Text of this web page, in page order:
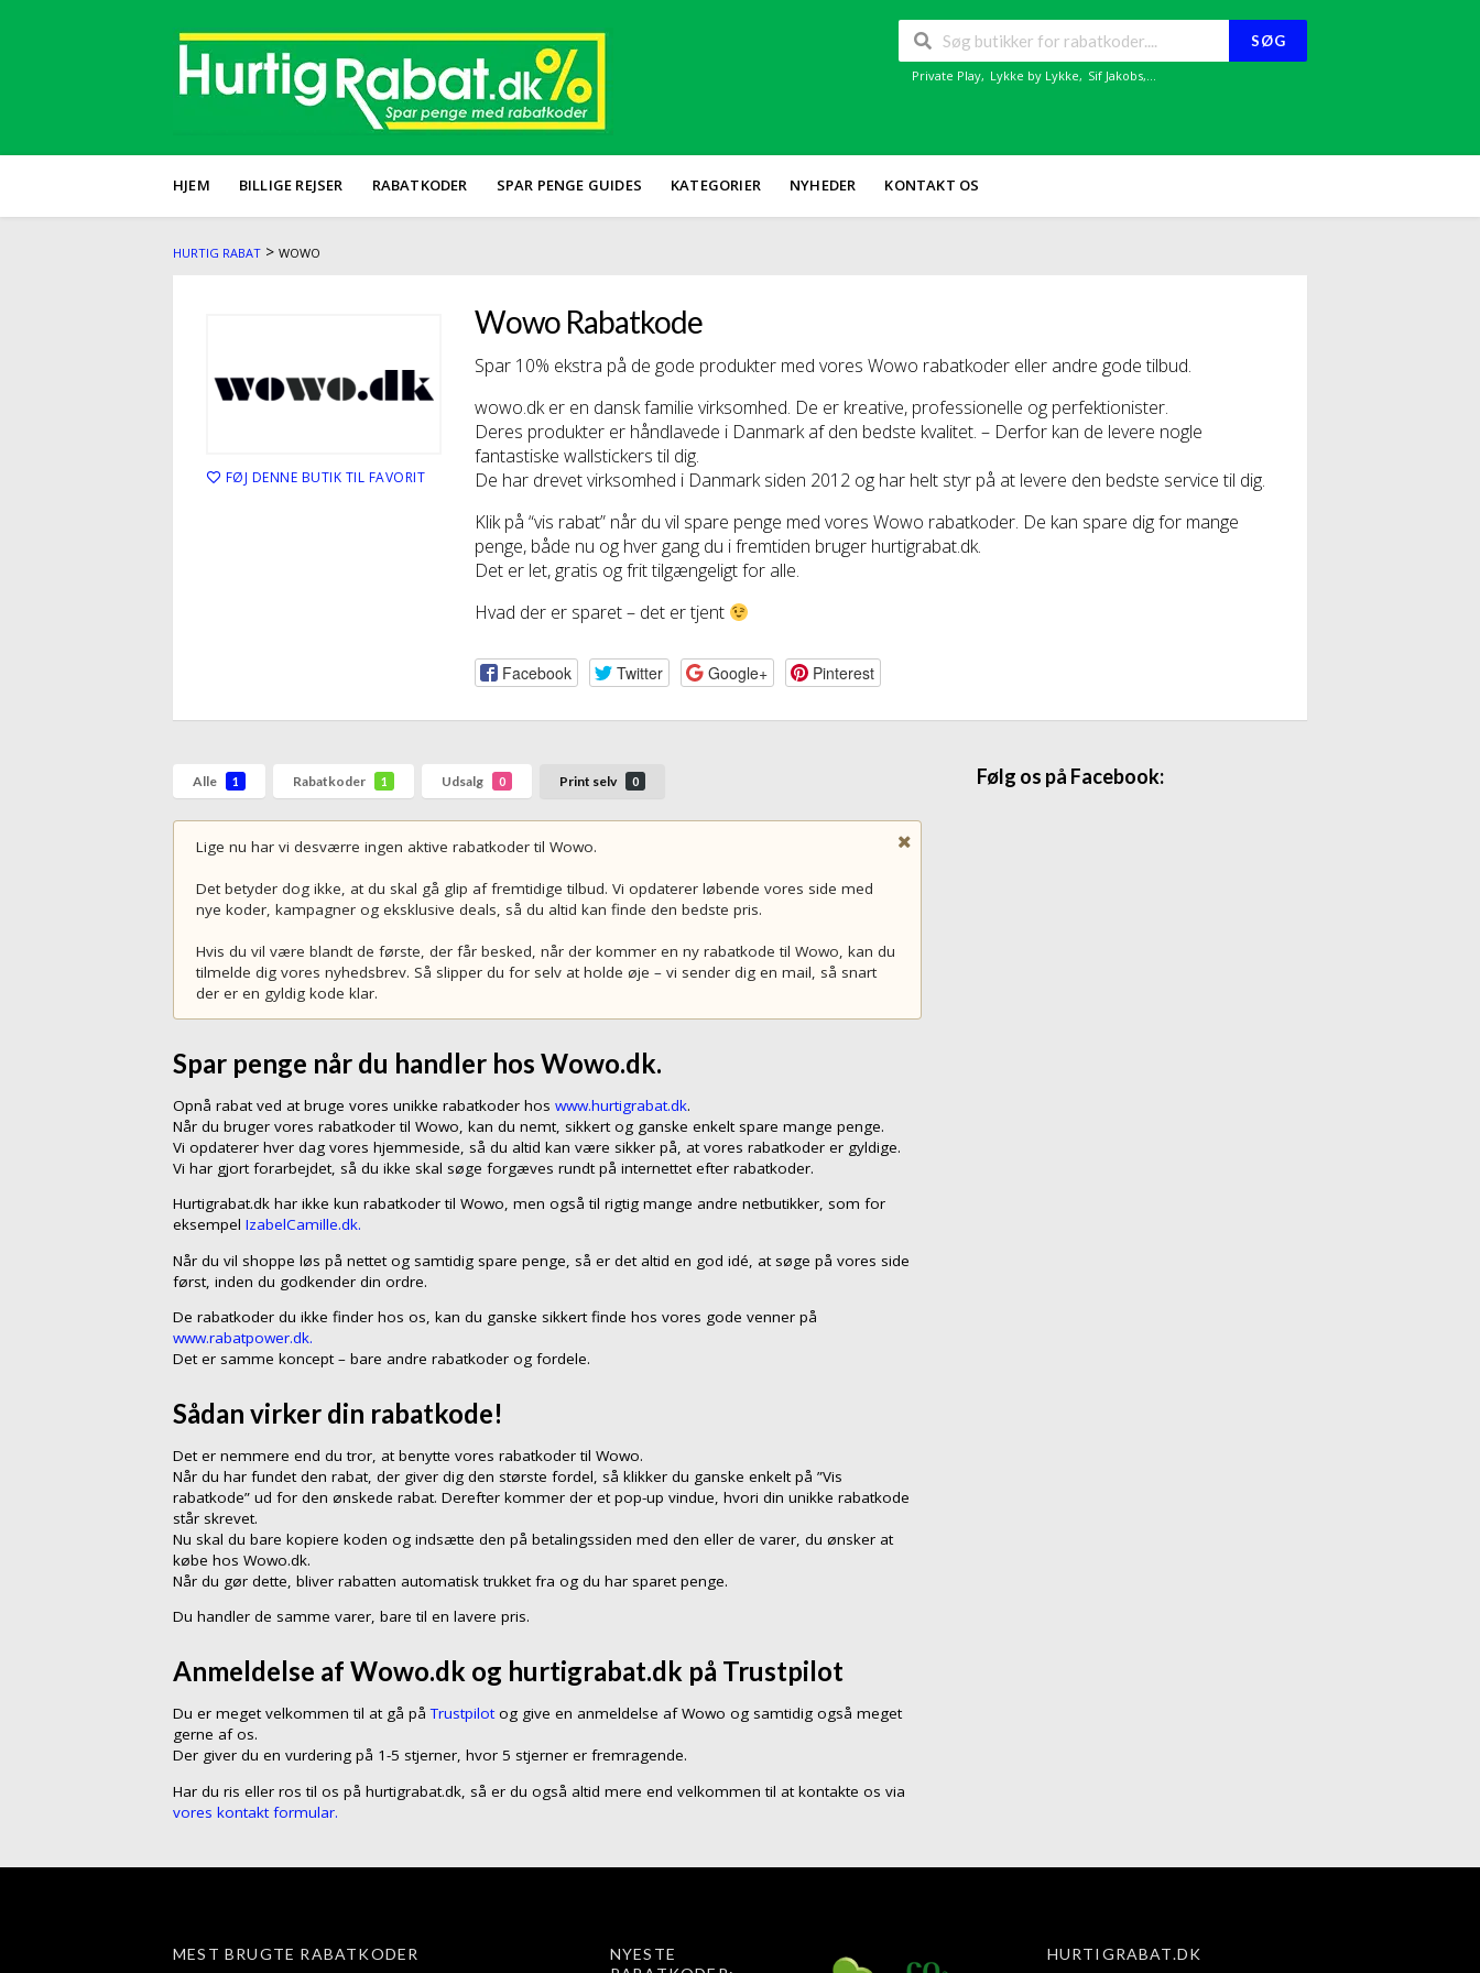
SØG
Private Play, Lykke by Lykke, Sif Jakobs,...
HJEM BILLIGE REJSER RABATKODER SPAR PENGE GUIDES KATEGORIER NYHEDER KONTAKT OS
HURTIG RABAT > WOWO
FØJ DENNE BUTIK TIL FAVORIT
Wowo Rabatkode
Spar 10% ekstra på de gode produkter med vores Wowo rabatkoder eller andre gode tilbud.
wowo.dk er en dansk familie virksomhed. De er kreative, professionelle og perfektionister.
Deres produkter er håndlavede i Danmark af den bedste kvalitet. – Derfor kan de levere nogle
fantastiske wallstickers til dig.
De har drevet virksomhed i Danmark siden 2012 og har helt styr på at levere den bedste service til dig.
Klik på “vis rabat” når du vil spare penge med vores Wowo rabatkoder. De kan spare dig for mange
penge, både nu og hver gang du i fremtiden bruger hurtigrabat.dk.
Det er let, gratis og frit tilgængeligt for alle.
Hvad der er sparet – det er tjent
Facebook Twitter Google+ Pinterest
Alle 1 Rabatkoder 1 Udsalg 0 Print selv 0
Lige nu har vi desværre ingen aktive rabatkoder til Wowo.
Det betyder dog ikke, at du skal gå glip af fremtidige tilbud. Vi opdaterer løbende vores side med
nye koder, kampagner og eksklusive deals, så du altid kan finde den bedste pris.
Hvis du vil være blandt de første, der får besked, når der kommer en ny rabatkode til Wowo, kan du
tilmelde dig vores nyhedsbrev. Så slipper du for selv at holde øje – vi sender dig en mail, så snart
der er en gyldig kode klar.
Spar penge når du handler hos Wowo.dk.
Opnå rabat ved at bruge vores unikke rabatkoder hos www.hurtigrabat.dk.
Når du bruger vores rabatkoder til Wowo, kan du nemt, sikkert og ganske enkelt spare mange penge.
Vi opdaterer hver dag vores hjemmeside, så du altid kan være sikker på, at vores rabatkoder er gyldige.
Vi har gjort forarbejdet, så du ikke skal søge forgæves rundt på internettet efter rabatkoder.
Hurtigrabat.dk har ikke kun rabatkoder til Wowo, men også til rigtig mange andre netbutikker, som for
eksempel IzabelCamille.dk.
Når du vil shoppe løs på nettet og samtidig spare penge, så er det altid en god idé, at søge på vores side
først, inden du godkender din ordre.
De rabatkoder du ikke finder hos os, kan du ganske sikkert finde hos vores gode venner på
www.rabatpower.dk.
Det er samme koncept – bare andre rabatkoder og fordele.
Sådan virker din rabatkode!
Det er nemmere end du tror, at benytte vores rabatkoder til Wowo.
Når du har fundet den rabat, der giver dig den største fordel, så klikker du ganske enkelt på ”Vis
rabatkode” ud for den ønskede rabat. Derefter kommer der et pop-up vindue, hvori din unikke rabatkode
står skrevet.
Nu skal du bare kopiere koden og indsætte den på betalingssiden med den eller de varer, du ønsker at
købe hos Wowo.dk.
Når du gør dette, bliver rabatten automatisk trukket fra og du har sparet penge.
Du handler de samme varer, bare til en lavere pris.
Anmeldelse af Wowo.dk og hurtigrabat.dk på Trustpilot
Du er meget velkommen til at gå påTrustpilotog give en anmeldelse af Wowo og samtidig også meget
gerne af os.
Der giver du en vurdering på 1-5 stjerner, hvor 5 stjerner er fremragende.
Har du ris eller ros til os på hurtigrabat.dk, så er du også altid mere end velkommen til at kontakte os via
vores kontakt formular.
Følg os på Facebook:
MEST BRUGTE RABATKODER
NYESTE
HURTIGRABAT.DK